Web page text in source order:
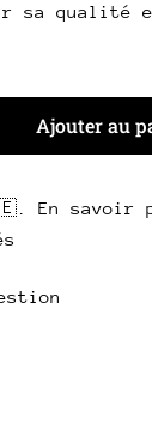
sa qualité
New York
pour
Ajouter au
En savoir